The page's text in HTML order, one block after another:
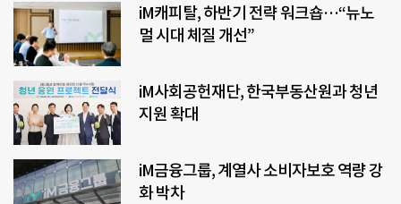
iM캐피탈, 하반기 전략 워크숍…“뉴노
멀 시대 체질 개선”
iM사회공헌재단, 한국부동산원과 청년
지원 확대
iM금융그룹, 계열사 소비자보호 역량 강
화 박차